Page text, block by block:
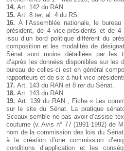
14. Art. 142 du RAN.
15. Art. 8 ter, al. 4 du RS.
16. À l’Assemblée nationale, le
président, de 4 vice-présidents et de 4
issu d’un bord politique différent du
composition et les modalités de
Sénat sont moins détaillées par les
d’après les données disponibles sur les
bureau de celles-ci est en général
rapporteurs et de six à huit vice-
17. Art. 143 du RAN et 8 terdu Sénat.
18. Art. 143 du RAN.
19. Art. 139 du RAN ; Fiche « Les
sur le site du Sénat. La pratique
Sceaux semble ne pas avoir d’assise
coutume (v. Avis n° 77 (1991-1992) de
nom de la commission des lois du
à la création d’une commission
conditions d’application et les